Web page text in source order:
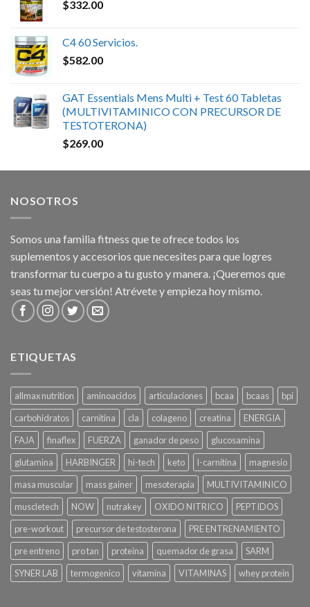
$332.00
C4 60 Servicios.
$582.00
GAT Essentials Mens Multi + Test 60 Tabletas
(MULTIVITAMINICO CON PRECURSOR DE
TESTOTERONA)
$269.00
NOSOTROS
Somos una familia fitness que te ofrece todos los
suplementos y accesorios que necesites para que logres
transformar tu cuerpo a tu gusto y manera. ¡Queremos que
seas tu mejor versión! Atrévete y empieza hoy mismo.
ETIQUETAS
allmax nutrition aminoacidos articulaciones bcaa bcaas
bpi
carbohidratos
carnitina cla colageno creatina
ENERGIA
FAJA
finaflex FUERZA ganador de peso
glucosamina
glutamina
HARBINGER hi-tech keto l-carnitina
magnesio
masa muscular
mass gainer mesoterapia
MULTIVITAMINICO
muscletech
NOW nutrakey OXIDO NITRICO
PEPTIDOS
pre-workout
precursor de testosterona
PRE ENTRENAMIENTO
pre entreno
pro tan proteina quemador de grasa
SARM
SYNER LAB
termogenico vitamina VITAMINAS whey protein